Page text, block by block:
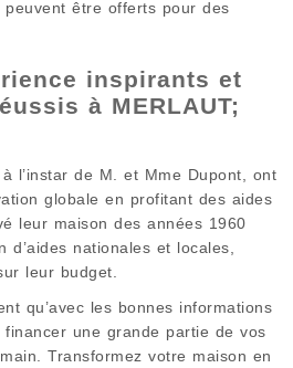
peuvent être offerts pour des
inspirants et
à MERLAUT;
l’instar de M. et Mme Dupont, ont
globale en profitant des aides
leur maison des années 1960
d’aides nationales et locales,
leur budget.
qu’avec les bonnes informations
une grande partie de vos
Transformez votre maison en